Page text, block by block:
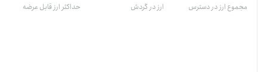
مجموع ارز در دسترس ارز در گردش حداکثر ارز قابل عرضه